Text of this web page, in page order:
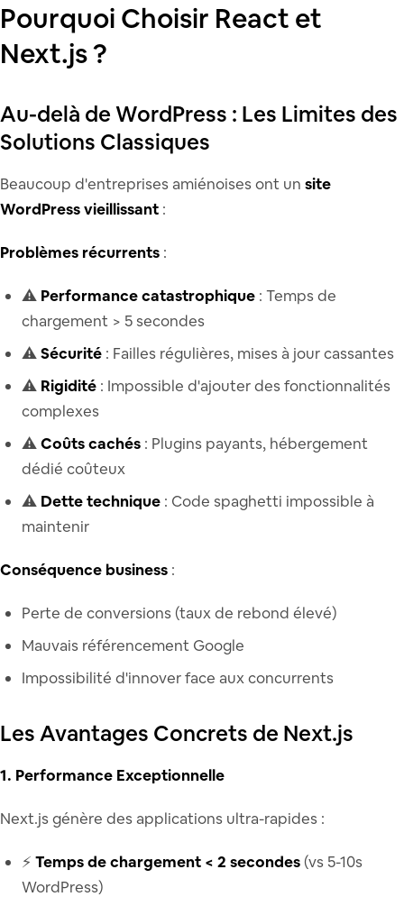
Pourquoi Choisir React et
Next.js ?
Au-delà de WordPress : Les Limites des
Solutions Classiques
Beaucoup d'entreprises amiénoises ont un site
WordPress vieillissant :
Problèmes récurrents :
⚠️ Performance catastrophique : Temps de
chargement > 5 secondes
⚠️Sécurité : Failles régulières, mises à jour cassantes
⚠️ Rigidité : Impossible d'ajouter des fonctionnalités
complexes
⚠️Coûts cachés : Plugins payants, hébergement
dédié coûteux
⚠️ Dette technique : Code spaghetti impossible à
maintenir
Conséquence business :
Perte de conversions (taux de rebond élevé)
Mauvais référencement Google
Impossibilité d'innover face aux concurrents
Les Avantages Concrets de Next.js
1. Performance Exceptionnelle
Next.js génère des applications ultra-rapides :
⚡ Temps de chargement < 2 secondes(vs 5-10s
WordPress)